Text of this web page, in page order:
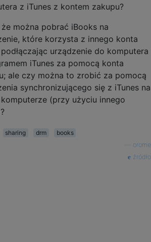
z iTunes z kontem zakupu?
że można pobrać iBooks na
które korzysta z innego konta
urządzenie do komputera
iTunes za pomocą konta
ale czy można to zrobić za pomocą
synchronizującego się z iTunes na
(przy użyciu innego
sharing drm
books
orome
źródło